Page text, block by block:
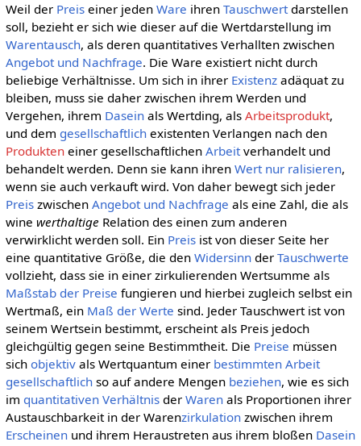
Weil der Preiseiner jeden Ware ihren Tauschwertdarstellen
soll, bezieht er sich wie dieser auf die Wertdarstellung im
Warentausch, als deren quantitatives Verhallten zwischen
Angebot und Nachfrage. Die Ware existiert nicht durch
beliebige Verhältnisse. Um sich in ihrer Existenzadäquat zu
bleiben, muss sie daher zwischen ihrem Werden und
Vergehen, ihrem Daseinals Wertding, als Arbeitsprodukt,
und dem gesellschaftlichexistenten Verlangen nach den
Produkteneiner gesellschaftlichen Arbeitverhandelt und
behandelt werden. Denn sie kann ihren Wert nur ralisieren,
wenn sie auch verkauft wird. Von daher bewegt sich jeder
Preiszwischen Angebot und Nachfrage als eine Zahl, die als
wine werthaltige Relation des einen zum anderen
verwirklicht werden soll. Ein Preisist von dieser Seite her
eine quantitative Größe, die den Widersinnder Tauschwerte
vollzieht, dass sie in einer zirkulierenden Wertsumme als
Maßstab der Preise fungieren und hierbei zugleich selbst ein
Wertmaß, ein Maß der Werte sind. Jeder Tauschwert ist von
seinem Wertsein bestimmt, erscheint als Preis jedoch
gleichgültig gegen seine Bestimmtheit. Die Preise müssen
sich objektivals Wertquantum einer bestimmten Arbeit
gesellschaftlichso auf andere Mengen beziehen, wie es sich
im quantitativen Verhältnisder Warenals Proportionen ihrer
Austauschbarkeit in der Warenzirkulationzwischen ihrem
Erscheinenund ihrem Heraustreten aus ihrem bloßen Dasein